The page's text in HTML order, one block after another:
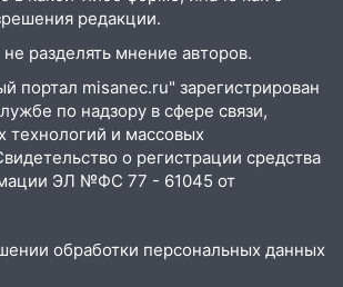
редакции.
разделять мнение авторов.
портал misanec.ru" зарегистрирован
по надзору в сфере связи,
и массовых
о регистрации средства
ЭЛ №ФС 77 - 61045 от
обработки персональных данных